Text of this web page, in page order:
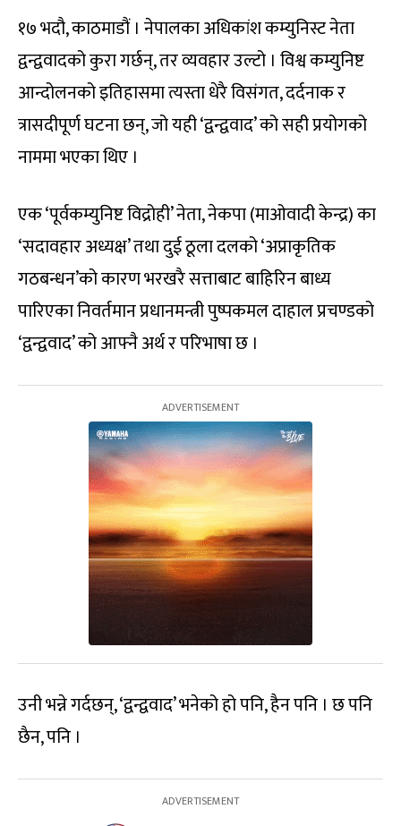
१७ भदौ, काठमाडौं । नेपालका अधिकांश कम्युनिस्ट नेता
द्वन्द्ववादको कुरा गर्छन्, तर व्यवहार उल्टो । विश्व कम्युनिष्ट
आन्दोलनको इतिहासमा त्यस्ता धेरै विसंगत, दर्दनाक र
त्रासदीपूर्ण घटना छन्, जो यही ‘द्वन्द्ववाद’ को सही प्रयोगको
नाममा भएका थिए ।
एक ‘पूर्वकम्युनिष्ट विद्रोही’ नेता, नेकपा (माओवादी केन्द्र) का
‘सदावहार अध्यक्ष’ तथा दुई ठूला दलको ‘अप्राकृतिक
गठबन्धन’को कारण भरखरै सत्ताबाट बाहिरिन बाध्य
पारिएका निवर्तमान प्रधानमन्त्री पुष्पकमल दाहाल प्रचण्डको
‘द्वन्द्ववाद’ को आफ्नै अर्थ र परिभाषा छ ।
उनी भन्ने गर्दछन्, ‘द्वन्द्ववाद’ भनेको हो पनि, हैन पनि । छ पनि
छैन, पनि ।